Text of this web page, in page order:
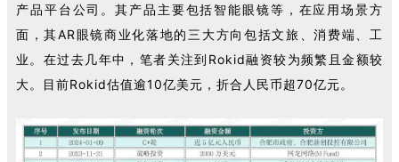
产品平台公司。其产品主要包括智能眼镜等，在应用场景方
面，其AR眼镜商业化落地的三大方向包括文旅、消费端、工
业。 在过去几年中，笔者关注到Rokid融资较为频繁且金额较
大。
目前Rokid估值逾10亿美元，折合人民币超70亿元。